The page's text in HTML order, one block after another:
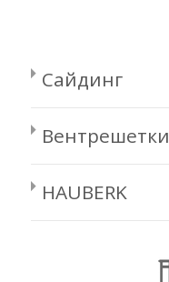
Сайдинг
Вентрешетки
HAUBERK